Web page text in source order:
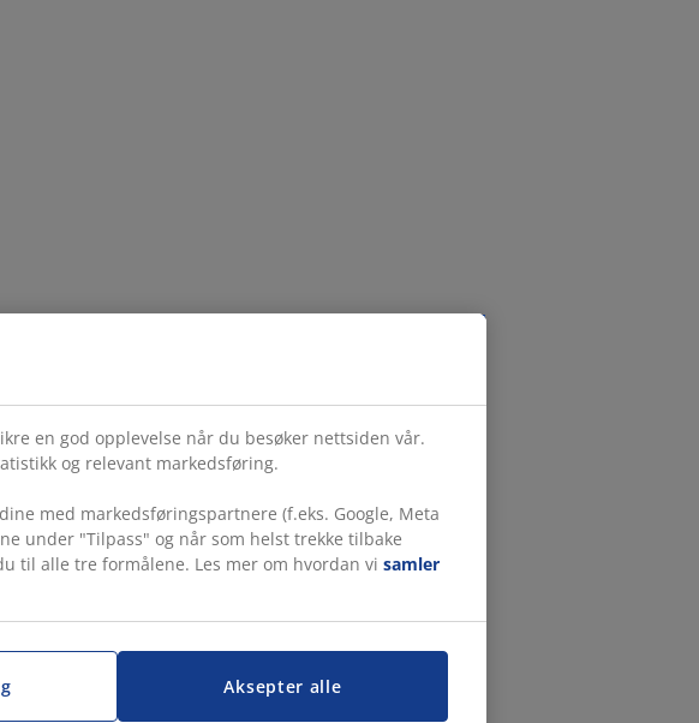
en god opplevelse når du besøker nettsiden vår.
og relevant markedsføring.
med markedsføringspartnere (f.eks. Google, Meta
under "Tilpass" og når som helst trekke tilbake
til alle tre formålene. Les mer om hvordan vi samler
Aksepter alle